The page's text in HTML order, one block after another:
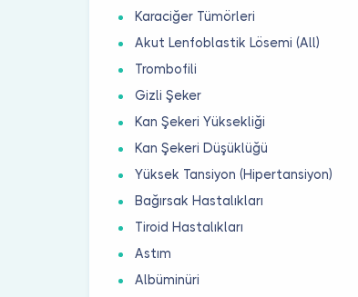
Karaciğer Tümörleri
Akut Lenfoblastik Lösemi (All)
Trombofili
Gizli Şeker
Kan Şekeri Yüksekliği
Kan Şekeri Düşüklüğü
Yüksek Tansiyon (Hipertansiyon)
Bağırsak Hastalıkları
Tiroid Hastalıkları
Astım
Albüminüri